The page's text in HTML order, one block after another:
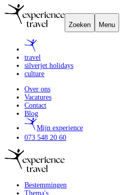
Zoeken Menu
travel
silverjet holidays
culture
Over ons
Vacatures
Contact
Blog
Mijn experience
073 548 20 60
Bestemmingen
Thema's